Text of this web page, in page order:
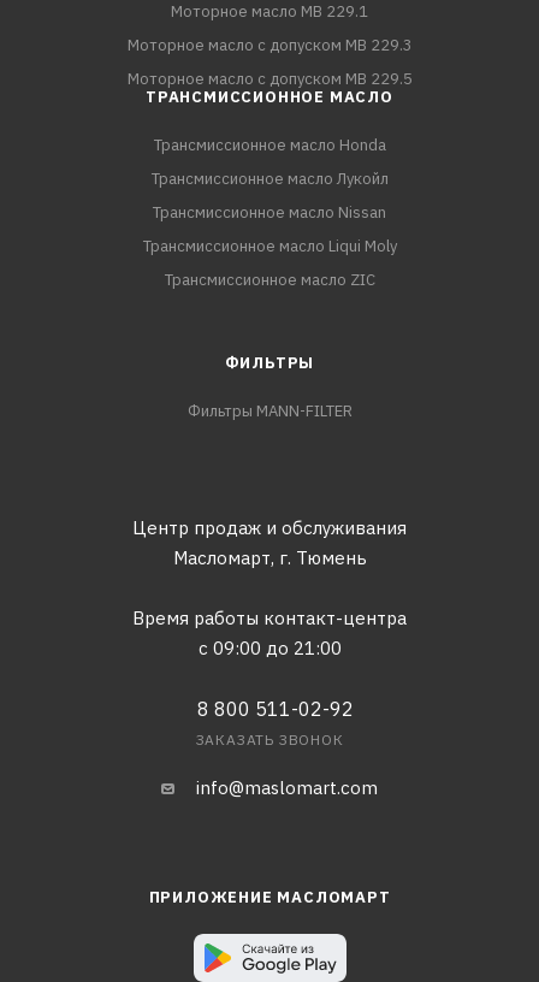
Моторное масло MB 229.1
Моторное масло с допуском MB 229.3
Моторное масло с допуском MB 229.5
ТРАНСМИССИОННОЕ МАСЛО
Трансмиссионное масло Honda
Трансмиссионное масло Лукойл
Трансмиссионное масло Nissan
Трансмиссионное масло Liqui Moly
Трансмиссионное масло ZIC
ФИЛЬТРЫ
Фильтры MANN-FILTER
Центр продаж и обслуживания
Масломарт, г. Тюмень
Время работы контакт-центра
с 09:00 до 21:00
8 800 511-02-92
ЗАКАЗАТЬ ЗВОНОК
info@maslomart.com
ПРИЛОЖЕНИЕ МАСЛОМАРТ